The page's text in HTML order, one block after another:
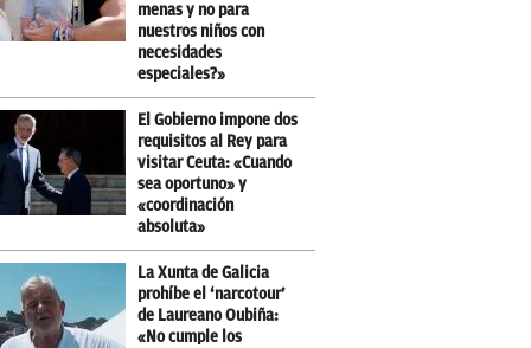
menas y no para
nuestros niños con
necesidades
especiales?»
El Gobierno impone dos
requisitos al Rey para
visitar Ceuta: «Cuando
sea oportuno» y
«coordinación
absoluta»
La Xunta de Galicia
prohíbe el ‘narcotour’
de Laureano Oubiña:
«No cumple los